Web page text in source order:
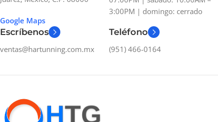
Google Maps
3:00PM | domingo: cerrado
Escríbenos
ventas@hartunning.com.mx
Teléfono
(951) 466-0164